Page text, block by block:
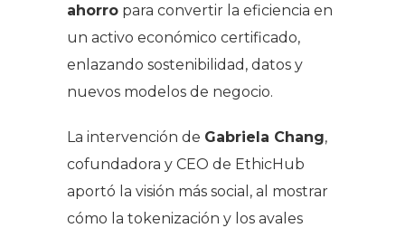
ahorro para convertir la eficiencia en
un activo económico certificado,
enlazando sostenibilidad, datos y
nuevos modelos de negocio.
La intervención de Gabriela Chang,
cofundadora y CEO de EthicHub
aportó la visión más social, al mostrar
cómo la tokenización y los avales